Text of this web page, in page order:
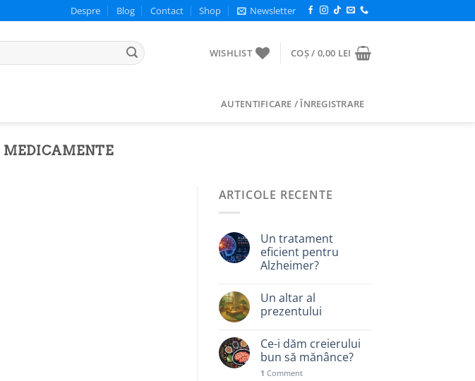
Despre Blog Contact Shop Newsletter
WISHLIST COȘ / 0,00 LEI
AUTENTIFICARE / ÎNREGISTRARE
MEDICAMENTE
ARTICOLE RECENTE
Un tratament
eficient pentru
Alzheimer?
Un altar al
prezentului
Ce-i dăm creierului
bun să mănânce?
1 Comment